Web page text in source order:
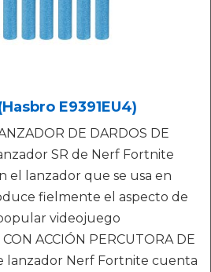
E9391EU4)
DE DARDOS DE
SR de Nerf Fortnite
el lanzador que se usa en
fielmente el aspecto de
videojuego
ACCIÓN PERCUTORA DE
lanzador Nerf Fortnite cuenta